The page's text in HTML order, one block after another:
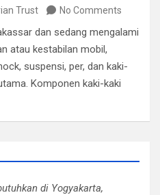
Trust No Comments
dan sedang mengalami
atau kestabilan mobil,
suspensi, per, dan kaki-
Komponen kaki-kaki
di Yogyakarta,